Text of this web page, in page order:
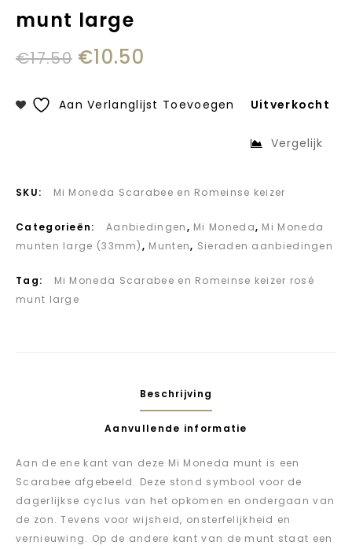
munt large
€17.50 €10.50
Uitverkocht
Aan Verlanglijst Toevoegen
Vergelijk
SKU: Mi Moneda Scarabee en Romeinse keizer
Categorieën: Aanbiedingen, Mi Moneda, Mi Moneda
munten large (33mm), Munten, Sieraden aanbiedingen
Tag:
Mi Moneda Scarabee en Romeinse keizer rosé
munt large
Beschrijving
Aanvullende informatie
Aan de ene kant van deze Mi Moneda munt is een
Scarabee afgebeeld. Deze stond symbool voor de
dagerlijkse cyclus van het opkomen en ondergaan van
de zon. Tevens voor wijsheid, onsterfelijkheid en
vernieuwing. Op de andere kant van de munt staat een